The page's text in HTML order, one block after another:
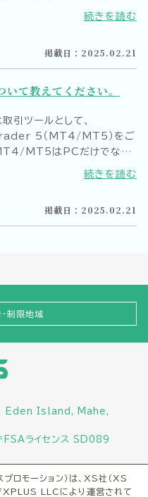
よってより優れた動作ス
続きを読む
掲載日：2025.02.21
て教えてください。
引ツールとして、
5（MT4/MT5）をご
MT5はPCだけでなく
版の中からお好みのア
す。
続きを読む
掲載日：2025.02.21
・制限地域
Eden Island, Mahe,
FSAライセンス SD089
ロモーション）は、XS社（XS
FXPLUS LLCにより運営されて